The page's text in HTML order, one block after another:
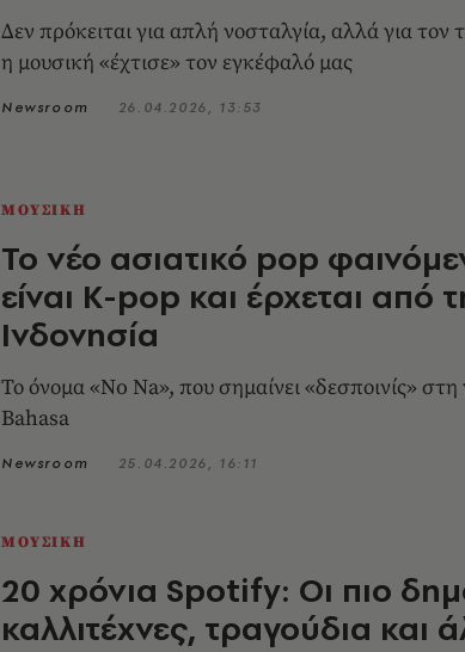
Δεν πρόκειται για απλή νοσταλγία, αλλά για τον
η μουσική «έχτισε» τον εγκέφαλό μας
Newsroom 26.04.2026, 13:53
ΜΟΥΣΙΚΗ
Το νέο ασιατικό pop
είναι K-pop και έρχεται από
Ινδονησία
Το όνομα «No Na», που σημαίνει «δεσποινίς»
Bahasa
Newsroom 25.04.2026, 16:11
ΜΟΥΣΙΚΗ
20 χρόνια Spotify: Οι πιο
καλλιτέχνες, τραγούδια και